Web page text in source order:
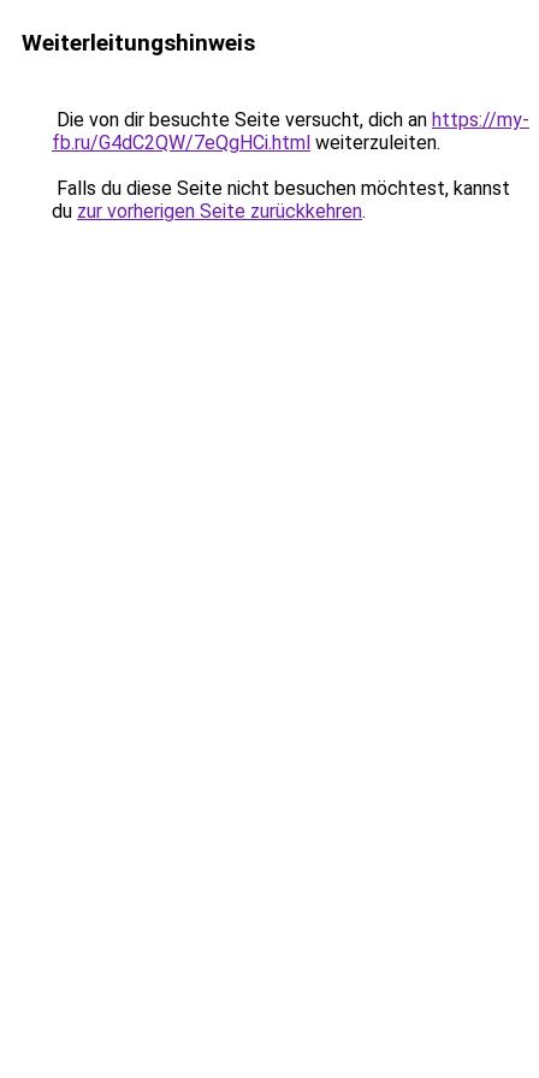
Weiterleitungshinweis
Die von dir besuchte Seite versucht, dich an https://my-
fb.ru/G4dC2QW/7eQgHCi.html weiterzuleiten.
Falls du diese Seite nicht besuchen möchtest, kannst
du zur vorherigen Seite zurückkehren.